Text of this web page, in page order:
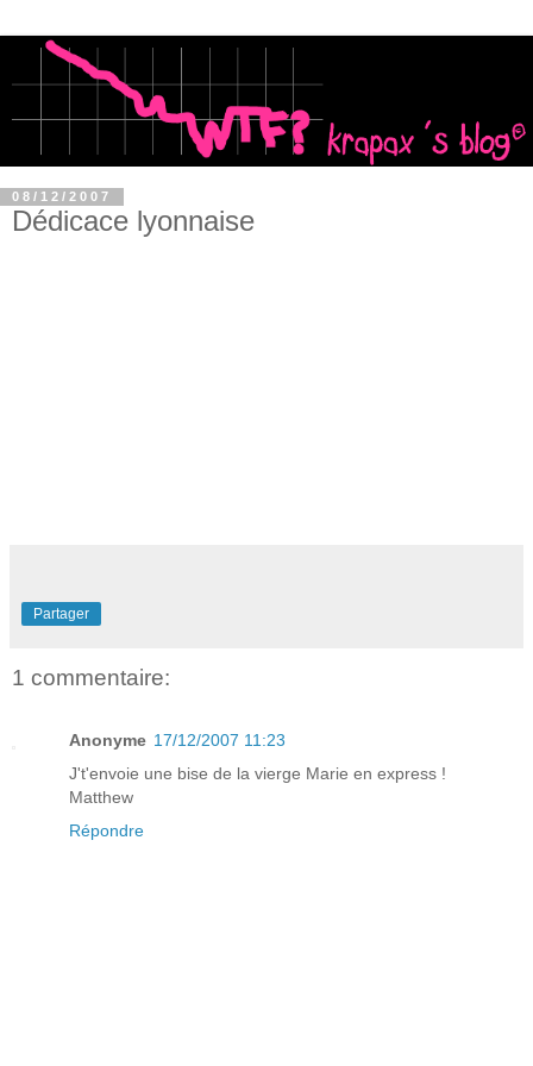
08/12/2007
Dédicace lyonnaise
Partager
1 commentaire:
Anonyme 17/12/2007 11:23
J't'envoie une bise de la vierge Marie en express !
Matthew
Répondre